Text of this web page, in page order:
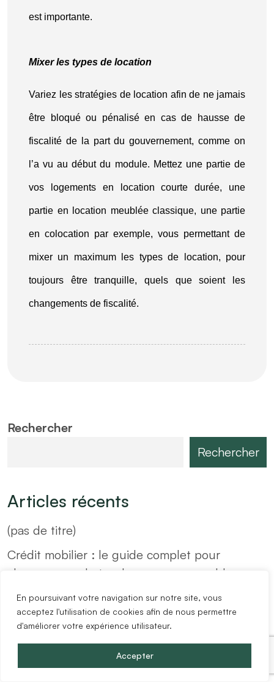
En poursuivant votre navigation sur notre site, vous
acceptez l'utilisation de cookies afin de nous permettre
d'améliorer votre expérience utilisateur.
Accepter
est importante.
Mixer les types de location
Variez les stratégies de location afin de ne jamais
être bloqué ou pénalisé en cas de hausse de
fiscalité de la part du gouvernement, comme on
l’a vu au début du module. Mettez une partie de
vos logements en location courte durée, une
partie en location meublée classique, une partie
en colocation par exemple, vous permettant de
mixer un maximum les types de location, pour
toujours être tranquille, quels que soient les
changements de fiscalité.
Rechercher
Rechercher
Articles récents
(pas de titre)
Crédit mobilier : le guide complet pour
changer ou acheter de nouveaux meubles sans
se ruiner
Investissement locatif meublé rentable : les 6
règles d’or
Bail location meublé : Réglementations et